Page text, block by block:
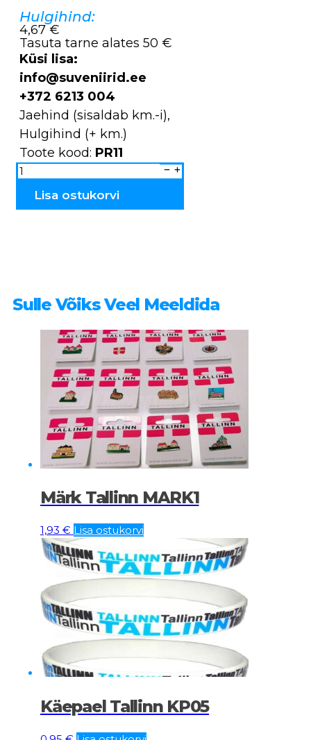
Hulgihind:
4,67 €
Tasuta tarne alates 50 €
Küsi lisa:
info@suveniirid.ee
+372 6213 004
Jaehind (sisaldab km.-i),
Hulgihind (+ km.)
Toote kood: PR11
Sarv
peeker
kogusLisa ostukorvi
Sulle Võiks Veel Meeldida
Märk Tallinn MARK1
1,93 € Lisa ostukorvi
Käepael Tallinn KP05